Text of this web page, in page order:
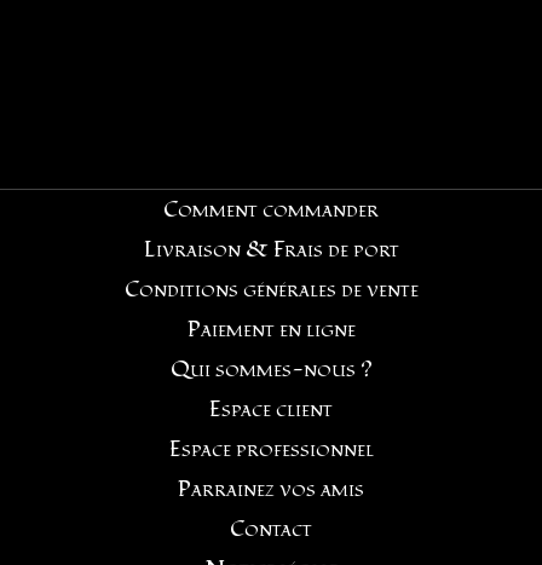
Comment commander
Livraison & Frais de port
Conditions générales de vente
Paiement en ligne
Qui sommes-nous ?
Espace client
Espace professionnel
Parrainez vos amis
Contact